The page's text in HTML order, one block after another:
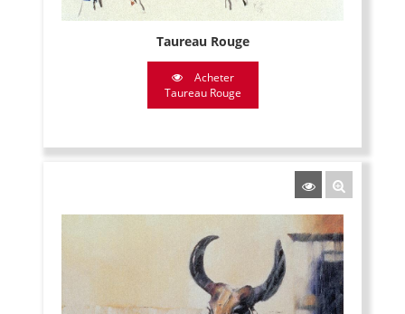
Taureau Rouge
Acheter
Taureau Rouge